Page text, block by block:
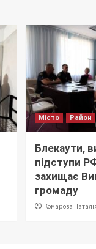
Місто Район
Блекаути,
підступи
захищає
громаду
Комарова